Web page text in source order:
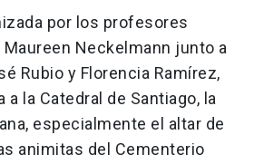
por los profesores
Neckelmann junto a
Rubio y Florencia Ramírez,
la Catedral de Santiago, la
especialmente el altar de
animitas del Cementerio